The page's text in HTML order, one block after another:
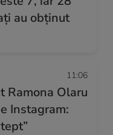
au obținut
11:06
Ramona Olaru
Instagram: